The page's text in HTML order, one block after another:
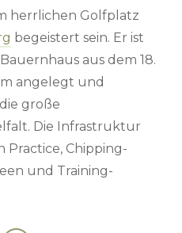
herrlichen Golfplatz
begeistert sein. Er ist
aus dem 18.
angelegt und
große
Die Infrastruktur
Chipping-
und Training-